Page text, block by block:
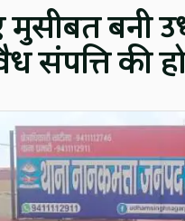
बनी
संपत्ति की